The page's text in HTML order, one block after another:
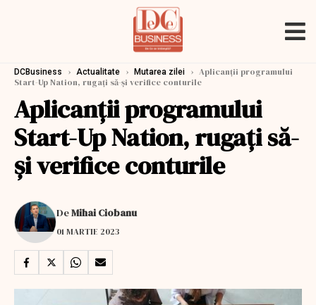
DCBusiness › Actualitate › Mutarea zilei › Aplicanții programului
Start-Up Nation, rugați să-și verifice conturile
Aplicanții programului
Start-Up Nation, rugați să-
și verifice conturile
DeMihai Ciobanu
01 MARTIE 2023